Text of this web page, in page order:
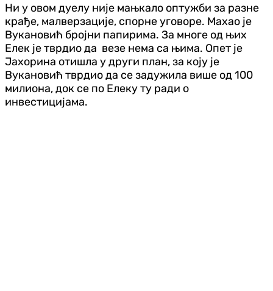
Ни у овом дуелу није мањкало оптужби за разне
крађе, малверзације, спорне уговоре. Махао је
Вукановић бројни папирима. За многе од њих
Елек је тврдио да везе нема са њима. Опет је
Јахорина отишла у други план, за коју је
Вукановић тврдио да се задужила више од 100
милиона, док се по Елеку ту ради о
инвестицијама.